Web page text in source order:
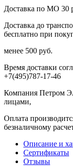
Доставка по МО
Доставка до
бесплатно при
менее 500 руб.
Время доставки
+7(495)787-17-46
Компания Петром
лицами,
Оплата
безналичному
Описание и
Сертификаты
Отзывы